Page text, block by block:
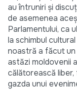
au întruniri şi
de asemenea
Parlamentului, ca
la schimbul
noastră a făcut
astăzi moldovenii
călătorească
gazda unui